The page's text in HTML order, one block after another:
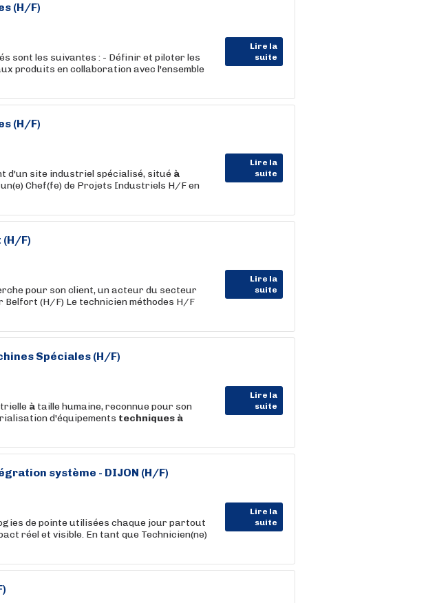
(H/F)
Lire la
suite
sont les suivantes : - Définir et piloter les
produits en collaboration avec l'ensemble
(H/F)
Lire la
suite
d'un site industriel spécialisé, situé à
Chef(fe) de Projets Industriels H/F en
F)
Lire la
suite
pour son client, un acteur du secteur
(H/F) Le technicien méthodes H/F
Spéciales (H/F)
Lire la
suite
à taille humaine, reconnue pour son
d'équipements techniques à
système - DIJON (H/F)
Lire la
suite
de pointe utilisées chaque jour partout
réel et visible. En tant que Technicien(ne)